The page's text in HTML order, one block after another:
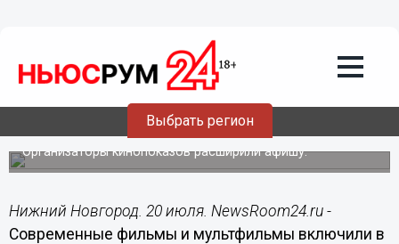
Выбрать регион
Современное кино и мультфильмы
покажут нижегородцам под открытым
Организаторы кинопоказов расширили афишу.
Нижний Новгород. 20 июля. NewsRoom24.ru -
Современные фильмы и мультфильмы включили в